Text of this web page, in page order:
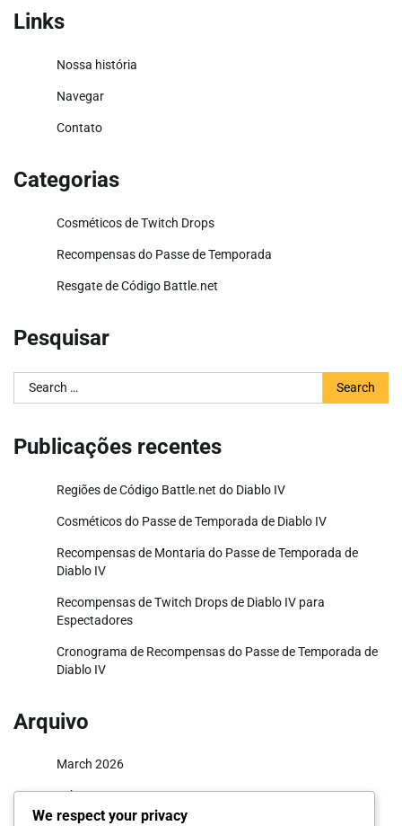
Links
Nossa história
Navegar
Contato
Categorias
Cosméticos de Twitch Drops
Recompensas do Passe de Temporada
Resgate de Código Battle.net
Pesquisar
Search
for:
Publicações recentes
Regiões de Código Battle.net do Diablo IV
Cosméticos do Passe de Temporada de Diablo IV
Recompensas de Montaria do Passe de Temporada de
Diablo IV
Recompensas de Twitch Drops de Diablo IV para
Espectadores
Cronograma de Recompensas do Passe de Temporada de
Diablo IV
Arquivo
March 2026
February 2026
We respect your privacy